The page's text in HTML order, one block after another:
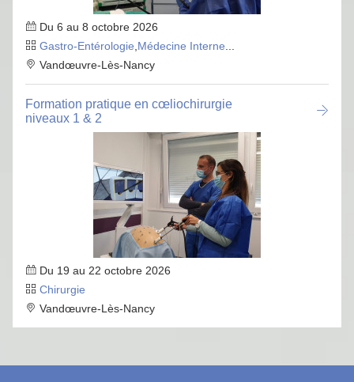
Du 6 au 8 octobre 2026
Gastro-Entérologie Médecine Interne
Vandœuvre-Lès-Nancy
Formation pratique en cœliochirurgie
niveaux 1 & 2
Du 19 au 22 octobre 2026
Chirurgie
Vandœuvre-Lès-Nancy